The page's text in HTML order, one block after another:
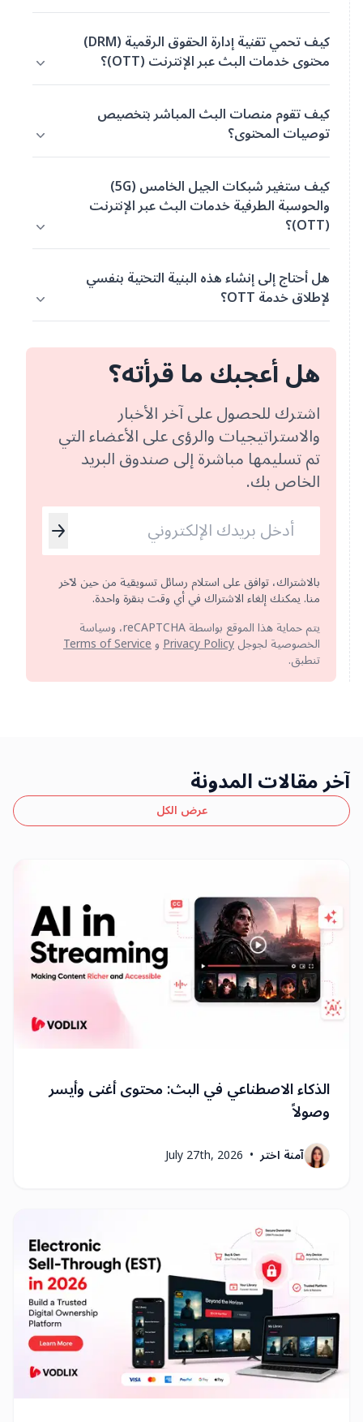
كيف تحمي تقنية إدارة الحقوق الرقمية (DRM)
محتوى خدمات البث عبر الإنترنت (OTT)؟
كيف تقوم منصات البث المباشر بتخصيص
توصيات المحتوى؟
كيف ستغير شبكات الجيل الخامس (5G)
والحوسبة الطرفية خدمات البث عبر الإنترنت
(OTT)؟
هل أحتاج إلى إنشاء هذه البنية التحتية بنفسي
لإطلاق خدمة OTT؟
هل أعجبك ما قرأته؟
اشترك للحصول على آخر الأخبار
والاستراتيجيات والرؤى على الأعضاء التي
تم تسليمها مباشرة إلى صندوق البريد
الخاص بك.
بالاشتراك، توافق على استلام رسائل تسويقية من حين لآخر
منا. يمكنك إلغاء الاشتراك في أي وقت بنقرة واحدة.
يتم حماية هذا الموقع بواسطة reCAPTCHA، وسياسة
الخصوصية لجوجلPrivacy PolicyوTerms of Service
تنطبق.
آخر مقالات المدونة
عرض الكل
الذكاء الاصطناعي في البث: محتوى أغنى وأيسر
وصولاً
آمنة اختر •
July 27th, 2026